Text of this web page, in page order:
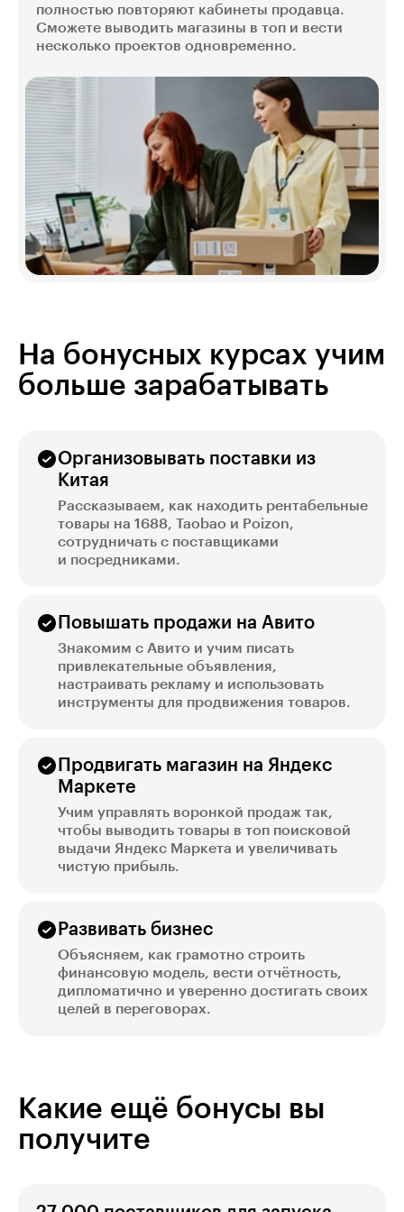
полностью повторяют кабинеты продавца.
Сможете выводить магазины в топ и вести
несколько проектов одновременно.
На бонусных курсах учим
больше зарабатывать
Организовывать поставки из
Китая
Рассказываем, как находить рентабельные
товары на 1688, Taobao и Poizon,
сотрудничать с поставщиками
и посредниками.
Повышать продажи на Авито
Знакомим с Авито и учим писать
привлекательные объявления,
настраивать рекламу и использовать
инструменты для продвижения товаров.
Продвигать магазин на Яндекс
Маркете
Учим управлять воронкой продаж так,
чтобы выводить товары в топ поисковой
выдачи Яндекс Маркета и увеличивать
чистую прибыль.
Развивать бизнес
Объясняем, как грамотно строить
финансовую модель, вести отчётность,
дипломатично и уверенно достигать своих
целей в переговорах.
Какие ещё бонусы вы
получите